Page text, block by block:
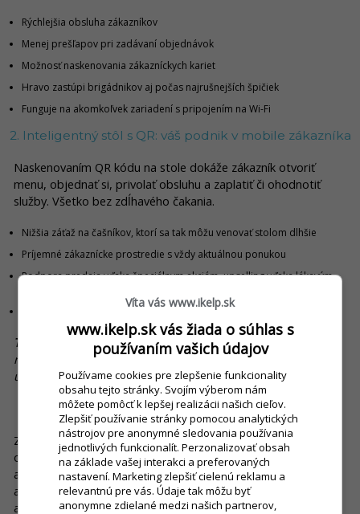
Rýchlejšia obsluha zákazníkov
Menej prešľapov pri zadávaní objednávok
Možnosť naskenovania zákazníckych kariet
Hravo zastúpi brigádnikov aj počas najrušnejších špičiek
Funguje na akomkoľvek zariadení s pripojením na Wi-Fi
2. Inteligentný stôl s QR: váš podnik v mobile zákazníka
Naskenovaním QR kódu na stole dokáže zákazník otvoriť
menu, objednať si, privolať obsluhu a zaplatiť či ohodnotiť
služby. Všetko bez zdĺhavého čakania.
Nižšia záťaž na čašníkov, ktorí sa tak môžu venovať stolom dlhšie
Príjemné zákaznícke prostredie s vždy aktuálnou ponukou
Podpora predaja vďaka špeciálnym akciám, upselling vďaka lákavým
Ekologický a atraktívny jedálny a nápojový lístok
Tip:
Prepojenie s vernostným systémom. Zákazník po
naskenovaní QR kódu môže využiť vernostný kredit, nabiť si
účet alebo získať zľavu.
3. Online menu a donáška: získajte viac zákazníkov
Zavedením aplikácie Donáška umožníte zákazníkom
objednávať z kancelárie alebo z pohodlia domova. Funguje na
akomkoľvek zariadení - stačí si aktivovať účet, nahrať položky
a umiestniť tlačidlo s odkazom na jedálniček na svoj web
alebo facebook profil. Aplikáciu je možné používať aj ako
Víta vás www.ikelp.sk
www.ikelp.sk vás žiada o súhlas s
používaním vašich údajov
Používame cookies pre zlepšenie funkcionality
obsahu tejto stránky. Svojím výberom nám
môžete pomôcť k lepšej realizácii našich cieľov.
Zlepšiť používanie stránky pomocou analytických
nástrojov pre anonymné sledovania používania
jednotlivých funkcionalít. Perzonalizovať obsah
na základe vašej interakci a preferovaných
nastavení. Marketing zlepšiť cielenú reklamu a
relevantnú pre vás. Údaje tak môžu byť
anonymne zdielané medzi našich partnerov,